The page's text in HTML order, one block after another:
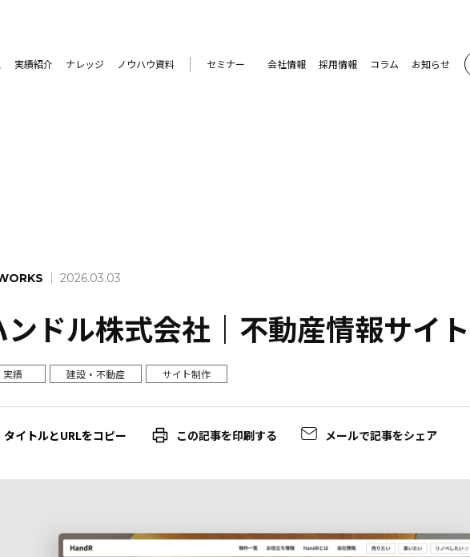
実績紹介 ナレッジ ノウハウ資料 セミナー 会社情報 採用情報 コラム お知らせ
2026.03.03
ンドル株式会社｜不動産情報サイト
実績 建設・不動産 サイト制作
この記事を印刷する メールで記事をシェア